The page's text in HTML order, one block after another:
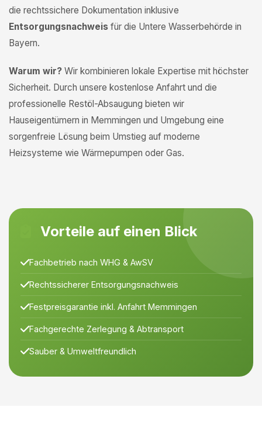
die rechtssichere Dokumentation inklusive
Entsorgungsnachweis für die Untere Wasserbehörde in
Bayern.
Warum wir? Wir kombinieren lokale Expertise mit höchster
Sicherheit. Durch unsere kostenlose Anfahrt und die
professionelle Restöl-Absaugung bieten wir
Hauseigentümern in Memmingen und Umgebung eine
sorgenfreie Lösung beim Umstieg auf moderne
Heizsysteme wie Wärmepumpen oder Gas.
Vorteile auf einen Blick
Fachbetrieb nach WHG & AwSV
Rechtssicherer Entsorgungsnachweis
Festpreisgarantie inkl. Anfahrt Memmingen
Fachgerechte Zerlegung & Abtransport
Sauber & Umweltfreundlich